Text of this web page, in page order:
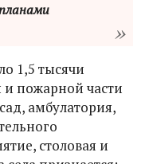
1,5 тысячи
пожарной части
амбулатория,
столовая и